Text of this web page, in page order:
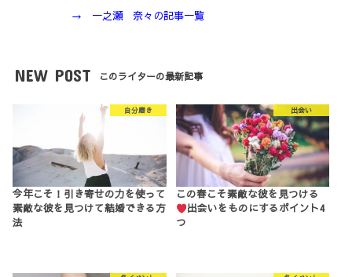
→ 一之瀬 奈々の記事一覧
NEW POST このライターの最新記事
自分磨き
今年こそ！引き寄せの力を使って
素敵な彼を見つけて結婚できる方
法
出会い
この春こそ素敵な彼を見つける
出会いをものにするポイント4
つ